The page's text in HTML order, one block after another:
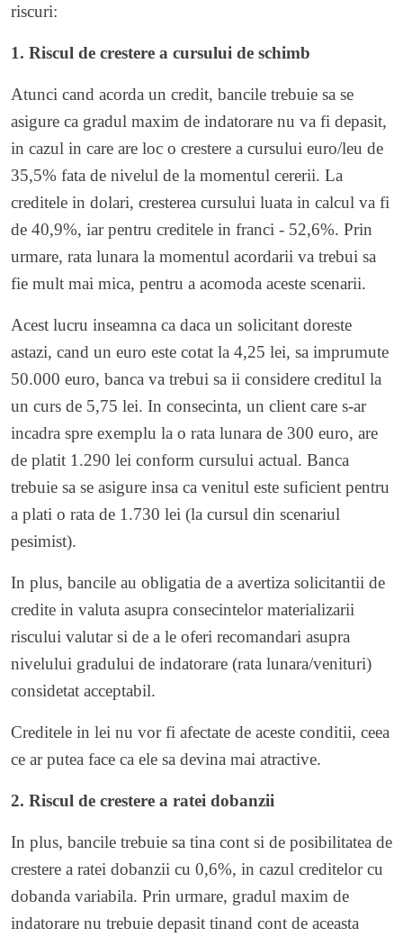
riscuri:
1. Riscul de crestere a cursului de schimb
Atunci cand acorda un credit, bancile trebuie sa se
asigure ca gradul maxim de indatorare nu va fi depasit,
in cazul in care are loc o crestere a cursului euro/leu de
35,5% fata de nivelul de la momentul cererii. La
creditele in dolari, cresterea cursului luata in calcul va fi
de 40,9%, iar pentru creditele in franci - 52,6%. Prin
urmare, rata lunara la momentul acordarii va trebui sa
fie mult mai mica, pentru a acomoda aceste scenarii.
Acest lucru inseamna ca daca un solicitant doreste
astazi, cand un euro este cotat la 4,25 lei, sa imprumute
50.000 euro, banca va trebui sa ii considere creditul la
un curs de 5,75 lei. In consecinta, un client care s-ar
incadra spre exemplu la o rata lunara de 300 euro, are
de platit 1.290 lei conform cursului actual. Banca
trebuie sa se asigure insa ca venitul este suficient pentru
a plati o rata de 1.730 lei (la cursul din scenariul
pesimist).
In plus, bancile au obligatia de a avertiza solicitantii de
credite in valuta asupra consecintelor materializarii
riscului valutar si de a le oferi recomandari asupra
nivelului gradului de indatorare (rata lunara/venituri)
considetat acceptabil.
Creditele in lei nu vor fi afectate de aceste conditii, ceea
ce ar putea face ca ele sa devina mai atractive.
2. Riscul de crestere a ratei dobanzii
In plus, bancile trebuie sa tina cont si de posibilitatea de
crestere a ratei dobanzii cu 0,6%, in cazul creditelor cu
dobanda variabila. Prin urmare, gradul maxim de
indatorare nu trebuie depasit tinand cont de aceasta